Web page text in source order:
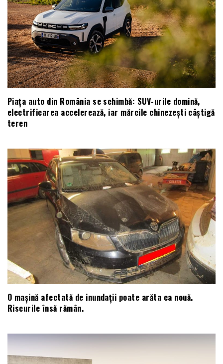
Piața auto din România se schimbă: SUV-urile domină,
electrificarea accelerează, iar mărcile chinezești câștigă
teren
O mașină afectată de inundații poate arăta ca nouă.
Riscurile însă rămân.